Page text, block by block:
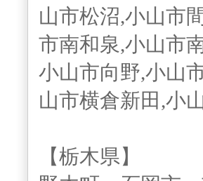
山市松沼,小山市
市南和泉,小山市
小山市向野,小山
山市横倉新田,小
【栃木県】